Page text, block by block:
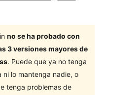
no se ha probado con
3 versiones mayores de
. Puede que ya no tenga
ni lo mantenga nadie, o
tenga problemas de